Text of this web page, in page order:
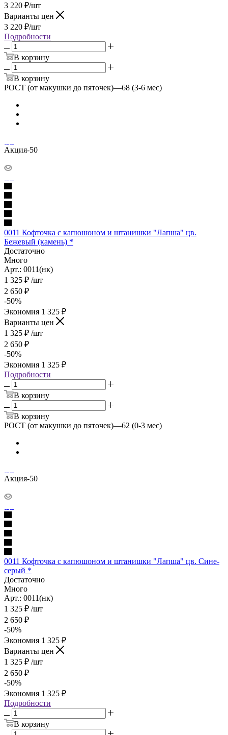
3 220 ₽/шт
Варианты цен
3 220 ₽/шт
Подробности
В корзину
В корзину
РОСТ (от макушки до пяточек)—68 (3-6 мес)
Акция-50
0011 Кофточка с капюшоном и штанишки "Лапша" цв.
Бежевый (камень) *
Достаточно
Много
Арт.: 0011(нк)
1 325 ₽ /шт
2 650 ₽
-50%
Экономия 1 325 ₽
Варианты цен
1 325 ₽ /шт
2 650 ₽
-50%
Экономия 1 325 ₽
Подробности
В корзину
В корзину
РОСТ (от макушки до пяточек)—62 (0-3 мес)
Акция-50
0011 Кофточка с капюшоном и штанишки "Лапша" цв. Сине-
серый *
Достаточно
Много
Арт.: 0011(нк)
1 325 ₽ /шт
2 650 ₽
-50%
Экономия 1 325 ₽
Варианты цен
1 325 ₽ /шт
2 650 ₽
-50%
Экономия 1 325 ₽
Подробности
В корзину